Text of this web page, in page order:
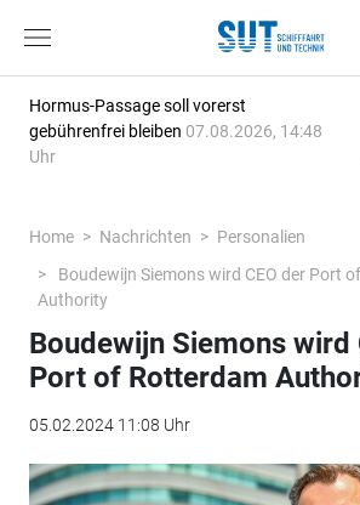
Hormus-Passage soll vorerst
gebührenfrei bleiben 07.08.2026, 14:48
Uhr
Home Nachrichten
Personalien
Boudewijn Siemons wird CEO der Port
Authority
Boudewijn Siemons wird
Port of Rotterdam
05.02.2024 11:08 Uhr